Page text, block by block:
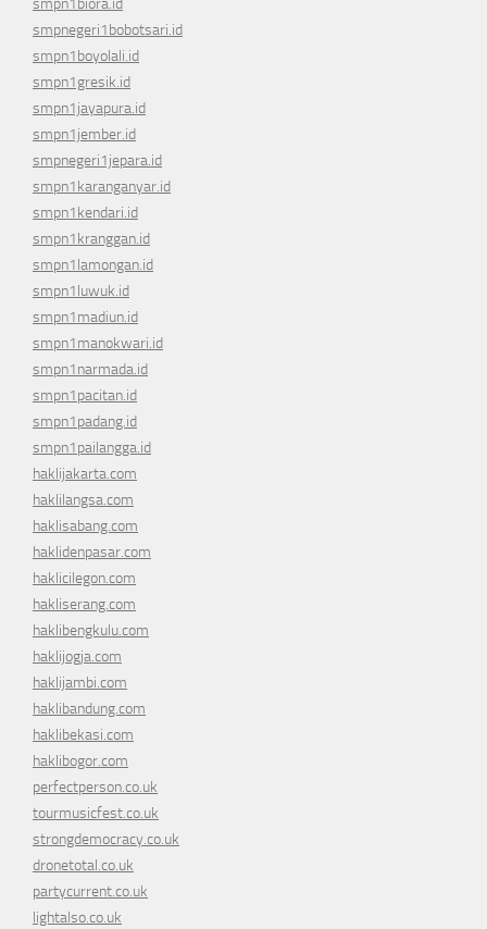
smpn1biora.id
smpnegeri1bobotsari.id
smpn1boyolali.id
smpn1gresik.id
smpn1jayapura.id
smpn1jember.id
smpnegeri1jepara.id
smpn1karanganyar.id
smpn1kendari.id
smpn1kranggan.id
smpn1lamongan.id
smpn1luwuk.id
smpn1madiun.id
smpn1manokwari.id
smpn1narmada.id
smpn1pacitan.id
smpn1padang.id
smpn1pailangga.id
haklijakarta.com
haklilangsa.com
haklisabang.com
haklidenpasar.com
haklicilegon.com
hakliserang.com
haklibengkulu.com
haklijogja.com
haklijambi.com
haklibandung.com
haklibekasi.com
haklibogor.com
perfectperson.co.uk
tourmusicfest.co.uk
strongdemocracy.co.uk
dronetotal.co.uk
partycurrent.co.uk
lightalso.co.uk